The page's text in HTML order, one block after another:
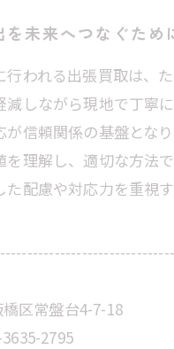
を未来へつなぐた
行われる出張買取は、
減しながら現地で丁寧
が信頼関係の基盤とな
を理解し、適切な方法
た配慮や対応力を重視
区常盤台4-7-18
2795